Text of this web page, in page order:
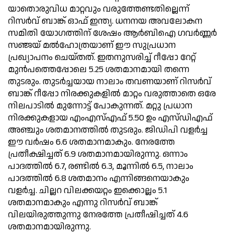
യാതൊരുവിധ മാറ്റവും വരുത്തേണ്ടതില്ലെന്ന്
റിസര്‍വ് ബാങ്ക് ഓഫ് ഇന്ത്യ. ധനനയ അവലോകന
സമിതി യോഗത്തിന് ശേഷം ആര്‍ബിഐ ഗവര്‍ണ്ണര്‍
സഞ്ജയ് മല്‍ഹോത്രയാണ് ഈ സുപ്രധാന
പ്രഖ്യാപനം ചെയ്തത്. ഇതനുസരിച്ച് റീപ്പോ റേറ്റ്
മുന്‍പത്തെപ്പോലെ 5.25 ശതമാനമായി തന്നെ
തുടരും. തുടര്‍ച്ചയായ നാലാം തവണയാണ് റിസര്‍വ്
ബാങ്ക് റീപ്പോ നിരക്കുകളില്‍ മാറ്റം വരുത്താതെ ഒരേ
നിലപാടില്‍ മുന്നോട്ട് പോകുന്നത്. മറ്റു പ്രധാന
നിരക്കുകളായ എംഎസ്എഫ് 5.50 ഉം എസ്ഡിഎഫ്
അഞ്ചും ശതമാനത്തില്‍ തുടരും. ജിഡിപി വളര്‍ച്ച
ഈ വര്‍ഷം 6.6 ശതമാനമാകും. നേരത്തേ
പ്രതീക്ഷിച്ചത് 6.9 ശതമാനമായിരുന്നു. ഒന്നാം
പാദത്തില്‍ 6.7, രണ്ടില്‍ 6.3, മൂന്നില്‍ 6.5, നാലാം
പാദത്തില്‍ 6.8 ശതമാനം എന്നിങ്ങനെയാകും
വളര്‍ച്ച. ചില്ലറ വിലക്കയറ്റം ഇക്കൊല്ലം 5.1
ശതമാനമാകും എന്നു റിസര്‍വ് ബാങ്ക്
വിലയിരുത്തുന്നു നേരത്തേ പ്രതീഷിച്ചത് 4.6
ശതമാനമായിരുന്നു.